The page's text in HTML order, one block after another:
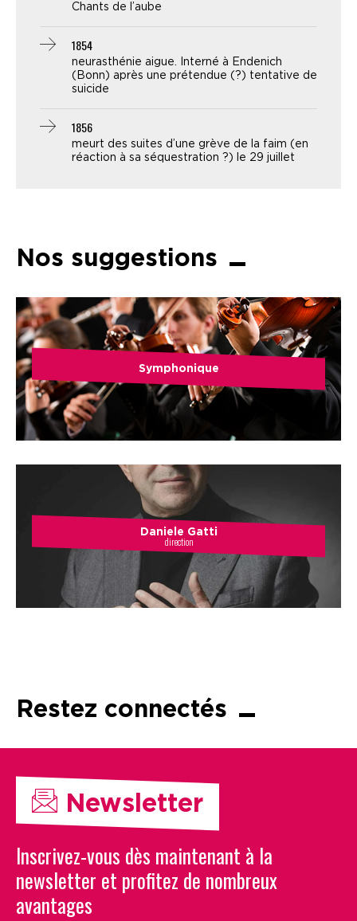
Chants de l’aube
1854
neurasthénie aigue. Interné à Endenich
(Bonn) après une prétendue (?) tentative de
suicide
1856
meurt des suites d’une grève de la faim (en
réaction à sa séquestration ?) le 29 juillet
Nos suggestions
Symphonique
Daniele Gatti
direction
Restez connectés
Newsletter
Inscrivez-vous dès maintenant à la
newsletter et profitez de nombreux
avantages